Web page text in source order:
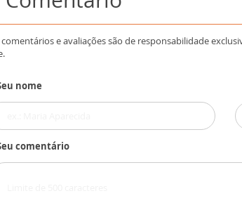
comentários e avaliações são de responsabilidade
nome
comentário